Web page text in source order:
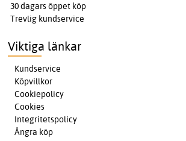
30 dagars öppet köp
Trevlig kundservice
Viktiga länkar
Kundservice
Köpvillkor
Cookiepolicy
Cookies
Integritetspolicy
Ångra köp